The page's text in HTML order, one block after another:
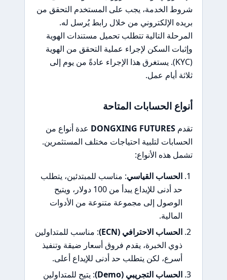
شروط الخدمة، يجب على المستخدم التحقق من
بريده الإلكتروني من خلال رابط يُرسل له.
المرحلة التالية تتطلب تحميل مستندات الهوية
وإثبات السكن لإجراء عملية التحقق من الهوية
(KYC). يستغرق هذا الإجراء عادةً من يوم إلى
ثلاثة أيام عمل.
أنواع الحسابات المتاحة
تقدمDONGXING FUTURES عدة أنواع من
الحسابات لتلبية احتياجات مختلف المستثمرين.
تشمل هذه الأنواع:
الحساب القياسي: مناسب للمبتدئين، يتطلب
حد أدنى للإيداع يبدأ من 100 دولار، ويتيح
الوصول إلى مجموعة متنوعة من الأدوات
المالية.
الحساب الاحترافي (ECN)
: مناسب للمتداولين
ذوي الخبرة، يقدم فروق أسعار ضيقة وتنفيذ
أسرع، لكن يتطلب حد أدنى للإيداع أعلى.
الحساب التجريبي (Demo)
: يتيح للمتداولين